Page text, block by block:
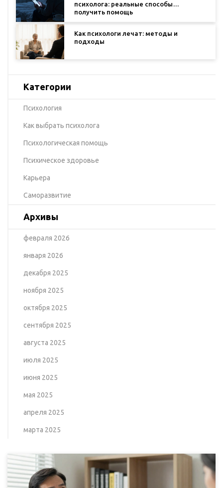
психолога: реальные способы
получить помощь
Как психологи лечат: методы и
подходы
Категории
Психология
Как выбрать психолога
Психологическая помощь
Психическое здоровье
Карьера
Саморазвитие
Архивы
февраля 2026
января 2026
декабря 2025
ноября 2025
октября 2025
сентября 2025
августа 2025
июля 2025
июня 2025
мая 2025
апреля 2025
марта 2025